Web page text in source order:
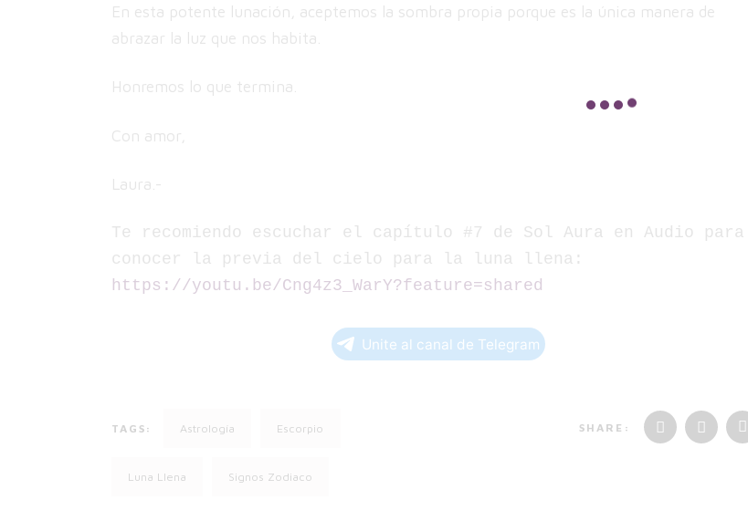
En esta potente lunación, aceptemos la sombra propia porque es la única manera de
abrazar la luz que nos habita.
Honremos lo que termina.
Con amor,
Laura.-
Te recomiendo escuchar el capítulo #7 de Sol Aura en Audio para
https://youtu.be/Cng4z3_WarY?feature=shared
Unite al canal de Telegram
TAGS: Astrología Escorpio
Luna Llena Signos Zodiaco
SHARE: